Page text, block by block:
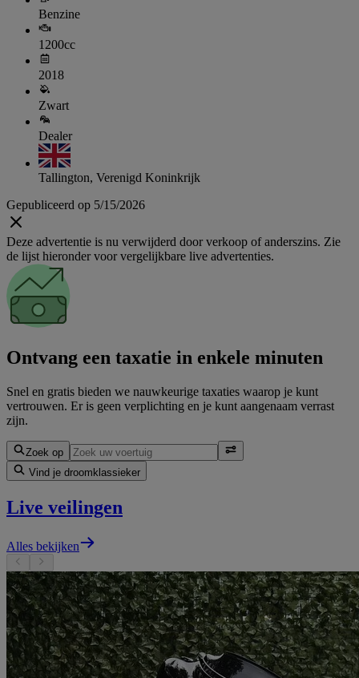
Benzine
1200cc
2018
Zwart
Dealer
Tallington, Verenigd Koninkrijk
Gepubliceerd op 5/15/2026
Deze advertentie is nu verwijderd door verkoop of anderszins. Zie
de lijst hieronder voor vergelijkbare live advertenties.
Ontvang een taxatie in enkele minuten
Snel en gratis bieden we nauwkeurige taxaties waarop je kunt
vertrouwen. Er is geen verplichting en je kunt aangenaam verrast
zijn.
Zoek op
Vind je droomklassieker
Live veilingen
Alles bekijken